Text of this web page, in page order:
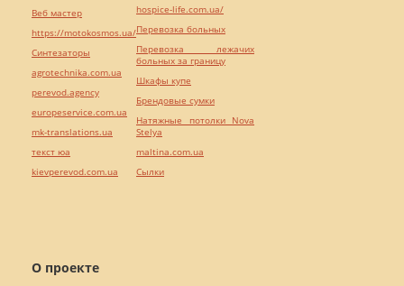
О проекте
Веб мастер
https://motokosmos.ua/
Синтезаторы
agrotechnika.com.ua
perevod.agency
europeservice.com.ua
mk-translations.ua
текст юа
kievperevod.com.ua
hospice-life.com.ua/
Перевозка больных
Перевозка лежачих
больных за границу
Шкафы купе
Брендовые сумки
Натяжные потолки Nova
Stelya
maltina.com.ua
Cылки